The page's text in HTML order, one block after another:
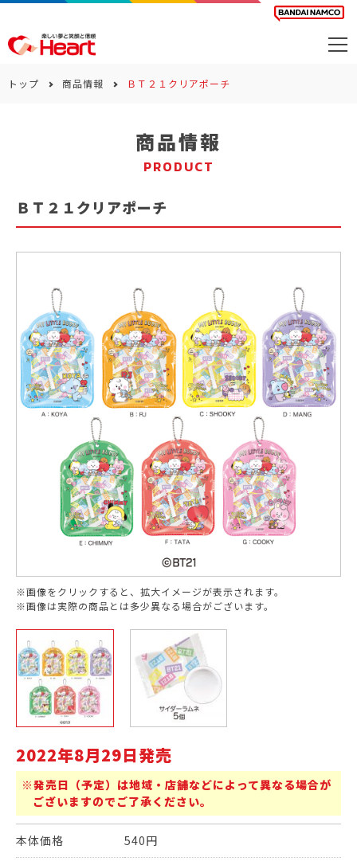
サステナビリティ
トップ 商品情報 ＢＴ２１クリアポーチ
商品情報
PRODUCT
ＢＴ２１クリアポーチ
※画像をクリックすると、拡大イメージが表示されます。
※画像は実際の商品とは多少異なる場合がございます。
2022年8月29日発売
※発売日（予定）は地域・店舗などによって異なる場合が
ございますのでご了承ください。
本体価格 540円